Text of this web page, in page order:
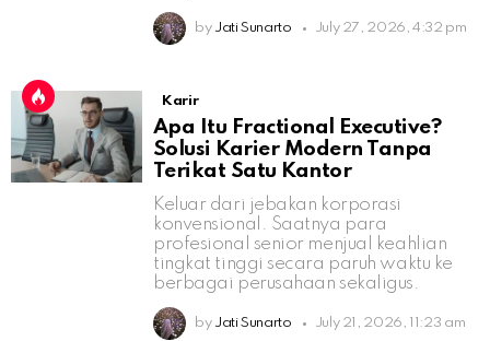
by Jati Sunarto July 27, 2026, 4:32 pm
Karir
Apa Itu Fractional Executive?
Solusi Karier Modern Tanpa
Terikat Satu Kantor
Keluar dari jebakan korporasi
konvensional. Saatnya para
profesional senior menjual keahlian
tingkat tinggi secara paruh waktu ke
berbagai perusahaan sekaligus.
by Jati Sunarto July 21, 2026, 11:23 am